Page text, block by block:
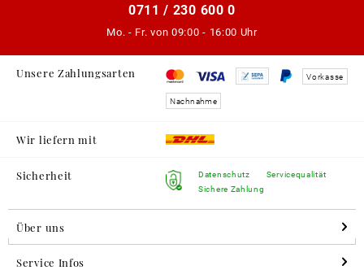
0711 / 230 600 0
Mo. - Fr. von 09:00 - 16:00 Uhr
Unsere Zahlungsarten Vorkasse
Nachnahme
Wir liefern mit
Sicherheit
Datenschutz
Sichere Zahlung
Servicequalität
Über uns
Service Infos